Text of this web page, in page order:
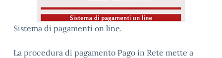
Sistema di pagamenti on line.
La procedura di pagamento Pago in Rete mette a